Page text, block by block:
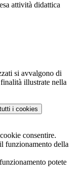
attività didattica
si avvalgono di
illustrate nella
i cookies
consentire.
funzionamento della
potete